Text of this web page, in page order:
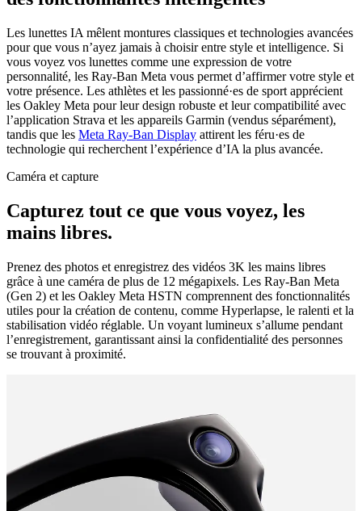
Les lunettes IA mêlent montures classiques et technologies avancées
pour que vous n’ayez jamais à choisir entre style et intelligence. Si
vous voyez vos lunettes comme une expression de votre
personnalité, les Ray-Ban Meta vous permet d’affirmer votre style et
votre présence. Les athlètes et les passionné·es de sport apprécient
les Oakley Meta pour leur design robuste et leur compatibilité avec
l’application Strava et les appareils Garmin (vendus séparément),
tandis que les Meta Ray-Ban Display attirent les féru·es de
technologie qui recherchent l’expérience d’IA la plus avancée.
Caméra et capture
Capturez tout ce que vous voyez, les
mains libres.
Prenez des photos et enregistrez des vidéos 3K les mains libres
grâce à une caméra de plus de 12 mégapixels. Les Ray-Ban Meta
(Gen 2) et les Oakley Meta HSTN comprennent des fonctionnalités
utiles pour la création de contenu, comme Hyperlapse, le ralenti et la
stabilisation vidéo réglable. Un voyant lumineux s’allume pendant
l’enregistrement, garantissant ainsi la confidentialité des personnes
se trouvant à proximité.